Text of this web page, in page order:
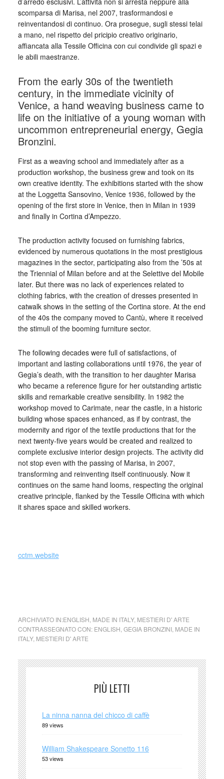
scomparsa di Marisa, nel 2007, trasformandosi e
reinventandosi di continuo. Ora prosegue, sugli stessi telai
a mano, nel rispetto del pricipio creativo originario,
affiancata alla Tessile Officina con cui condivide gli spazi e
le abili maestranze.
From the early 30s of the twentieth
century, in the immediate vicinity of
Venice, a hand weaving business came to
life on the initiative of a young woman with
uncommon entrepreneurial energy, Gegia
Bronzini.
First as a weaving school and immediately after as a
production workshop, the business grew and took on its
own creative identity. The exhibitions started with the show
at the Loggetta Sansovino, Venice 1936, followed by the
opening of the first store in Venice, then in Milan in 1939
and finally in Cortina d’Ampezzo.
The production activity focused on furnishing fabrics,
evidenced by numerous quotations in the most prestigious
magazines in the sector, participating also from the ’50s at
the Triennial of Milan before and at the Selettive del Mobile
later. But there was no lack of experiences related to
clothing fabrics, with the creation of dresses presented in
catwalk shows in the setting of the Cortina store. At the end
of the 40s the company moved to Cantù, where it received
the stimuli of the booming furniture sector.
The following decades were full of satisfactions, of
important and lasting collaborations until 1976, the year of
Gegia’s death, with the transition to her daughter Marisa
who became a reference figure for her outstanding artistic
skills and remarkable creative sensibility. In 1982 the
workshop moved to Carimate, near the castle, in a historic
building whose spaces enhanced, as if by contrast, the
modernity and rigor of the textile productions that for the
next twenty-five years would be created and realized to
complete exclusive interior design projects. The activity did
not stop even with the passing of Marisa, in 2007,
transforming and reinventing itself continuously. Now it
continues on the same hand looms, respecting the original
creative principle, flanked by the Tessile Officina with which
it shares space and skilled workers.
cctm.website
ARCHIVIATO IN:ENGLISH, MADE IN ITALY, MESTIERI D' ARTE
CONTRASSEGNATO CON: ENGLISH,GEGIA BRONZINI, MADE IN
ITALY, MESTIERI D' ARTE
PIÙ LETTI
La ninna nanna del chicco di caffè
89 views
William Shakespeare Sonetto 116
53 views